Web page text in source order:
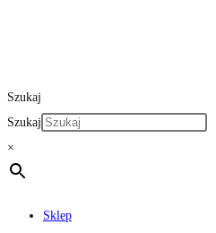
Szukaj
Szukaj
×
Sklep